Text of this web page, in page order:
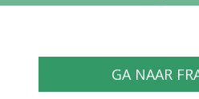
GA NAAR